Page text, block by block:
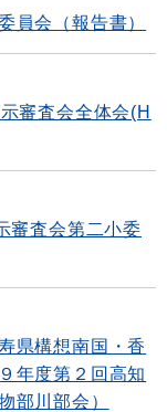
員会（報告書）
審査会全体会(H
審査会第二小委
県構想南国・香
年度第２回高知
部川部会）